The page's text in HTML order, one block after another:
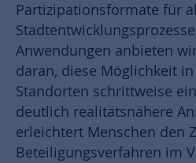
Partizipationsformate für
Anwendungen anbieten
daran, diese Möglichkeit
Standorten schrittweise
deutlich realitätsnähere
erleichtert Menschen den
Beteiligungsverfahren im